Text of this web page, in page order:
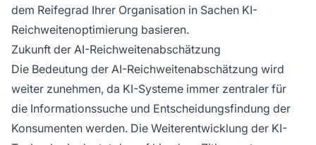
dem Reifegrad Ihrer Organisation in Sachen KI-
Reichweitenoptimierung basieren.
Zukunft der AI-Reichweitenabschätzung
Die Bedeutung der AI-Reichweitenabschätzung wird
weiter zunehmen, da KI-Systeme immer zentraler für
die Informationssuche und Entscheidungsfindung der
Konsumenten werden. Die Weiterentwicklung der KI-